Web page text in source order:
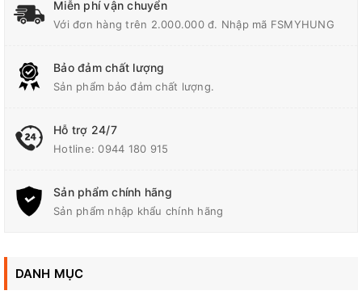
Makita DCL283F được trang bị công nghệ hút bụi hiệu quả,
giúp loại bỏ bụi bẩn, lông thú, và các mảnh vụn một cách nhanh
chóng và hiệu quả. Bộ lọc tích hợp giúp ngăn chặn bụi phân tử
được làm sạch và an toàn cho sức khỏe.
Ngoài ra, thiết kế nhẹ nhàng và dễ sử dụng của máy hút bụi này
Miễn phí vận chuyển
Với đơn hàng trên 2.000.000 đ. Nhập mã FSMYHUNG
Bảo đảm chất lượng
Sản phẩm bảo đảm chất lượng.
Hỗ trợ 24/7
Hotline:0944 180 915
Sản phẩm chính hãng
Sản phẩm nhập khẩu chính hãng
DANH MỤC